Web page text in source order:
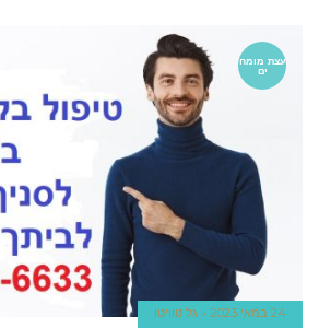
עצת מומח
ים
24 במאי 2023 גל טוויטו